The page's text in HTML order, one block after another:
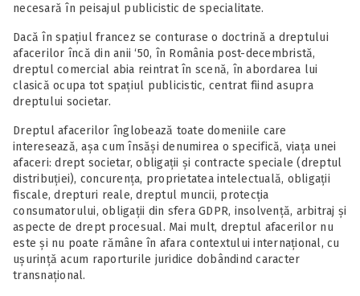
necesară în peisajul publicistic de specialitate.
Dacă în spațiul francez se conturase o doctrină a dreptului
afacerilor încă din anii ‘50, în România post-decembristă,
dreptul comercial abia reintrat în scenă, în abordarea lui
clasică ocupa tot spațiul publicistic, centrat fiind asupra
dreptului societar.
Dreptul afacerilor înglobează toate domeniile care
interesează, așa cum însăși denumirea o specifică, viața unei
afaceri: drept societar, obligații și contracte speciale (dreptul
distribuției), concurența, proprietatea intelectuală, obligații
fiscale, drepturi reale, dreptul muncii, protecția
consumatorului, obligații din sfera GDPR, insolvență, arbitraj și
aspecte de drept procesual. Mai mult, dreptul afacerilor nu
este și nu poate rămâne în afara contextului internațional, cu
ușurință acum raporturile juridice dobândind caracter
transnațional.